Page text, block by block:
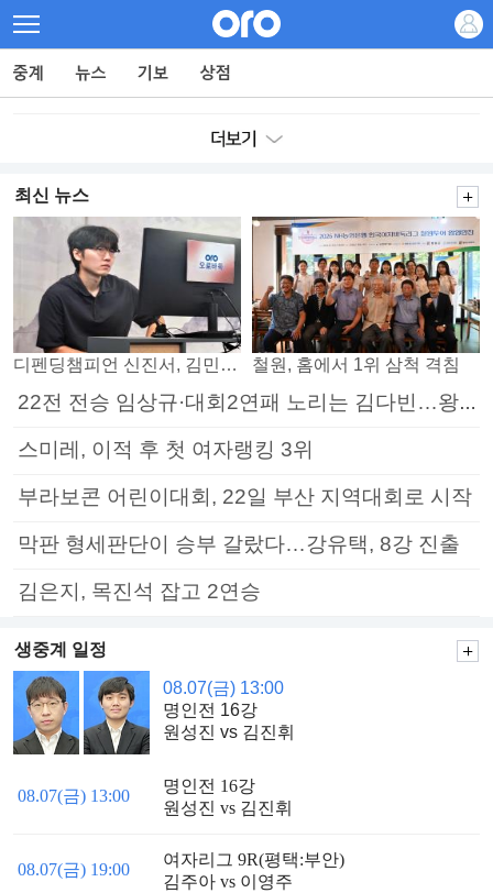
최신 뉴스
디펜딩챔피언 신진서, 김민석 꺾고 8강으로 철원, 홈에서 1위 삼척 격침
22전 전승 임상규·대회2연패 노리는 김다빈…왕중왕전 16강 7일부터
스미레, 이적 후 첫 여자랭킹 3위
부라보콘 어린이대회, 22일 부산 지역대회로 시작
막판 형세판단이 승부 갈랐다…강유택, 8강 진출
김은지, 목진석 잡고 2연승
생중계 일정
08.07(금) 13:00
명인전 16강
원성진 vs 김진휘
08.07(금) 13:00
명인전 16강
원성진 vs 김진휘
08.07(금) 19:00
여자리그 9R(평택:부안)
김주아 vs 이영주